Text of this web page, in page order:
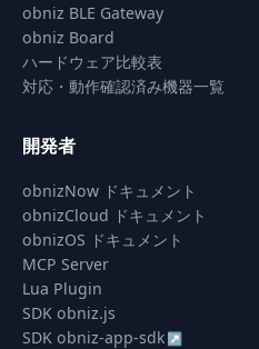
obniz BLE Gateway
obniz Board
ハードウェア比較表
対応・動作確認済み機器一覧
開発者
obnizNow ドキュメント
obnizCloud ドキュメント
obnizOS ドキュメント
MCP Server
Lua Plugin
SDK obniz.js
SDK obniz-app-sdk ↗